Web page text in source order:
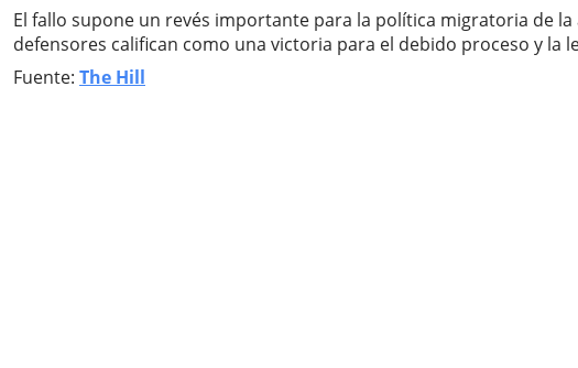
El fallo supone un revés importante para la política migratoria de
defensores califican como una victoria para el debido proceso y la
Fuente: The Hill